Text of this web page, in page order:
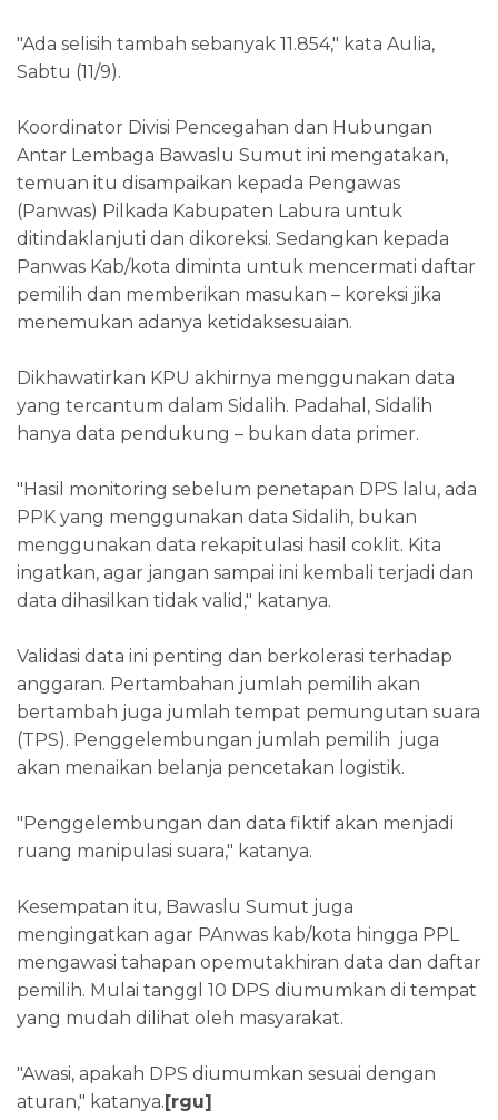
"Ada selisih tambah sebanyak 11.854," kata Aulia,
Sabtu (11/9).
Koordinator Divisi Pencegahan dan Hubungan
Antar Lembaga Bawaslu Sumut ini mengatakan,
temuan itu disampaikan kepada Pengawas
(Panwas) Pilkada Kabupaten Labura untuk
ditindaklanjuti dan dikoreksi. Sedangkan kepada
Panwas Kab/kota diminta untuk mencermati daftar
pemilih dan memberikan masukan – koreksi jika
menemukan adanya ketidaksesuaian.
Dikhawatirkan KPU akhirnya menggunakan data
yang tercantum dalam Sidalih. Padahal, Sidalih
hanya data pendukung – bukan data primer.
"Hasil monitoring sebelum penetapan DPS lalu, ada
PPK yang menggunakan data Sidalih, bukan
menggunakan data rekapitulasi hasil coklit. Kita
ingatkan, agar jangan sampai ini kembali terjadi dan
data dihasilkan tidak valid," katanya.
Validasi data ini penting dan berkolerasi terhadap
anggaran. Pertambahan jumlah pemilih akan
bertambah juga jumlah tempat pemungutan suara
(TPS). Penggelembungan jumlah pemilih juga
akan menaikan belanja pencetakan logistik.
"Penggelembungan dan data fiktif akan menjadi
ruang manipulasi suara," katanya.
Kesempatan itu, Bawaslu Sumut juga
mengingatkan agar PAnwas kab/kota hingga PPL
mengawasi tahapan opemutakhiran data dan daftar
pemilih. Mulai tanggl 10 DPS diumumkan di tempat
yang mudah dilihat oleh masyarakat.
"Awasi, apakah DPS diumumkan sesuai dengan
aturan," katanya.[rgu]